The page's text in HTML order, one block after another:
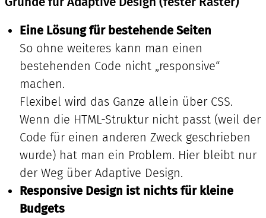
Eine Lösung für bestehende Seiten
So ohne weiteres kann man einen
bestehenden Code nicht „responsive“
machen.
Flexibel wird das Ganze allein über CSS.
Wenn die HTML-Struktur nicht passt (weil der
Code für einen anderen Zweck geschrieben
wurde) hat man ein Problem. Hier bleibt nur
der Weg über Adaptive Design.
Responsive Design ist nichts für kleine
Budgets